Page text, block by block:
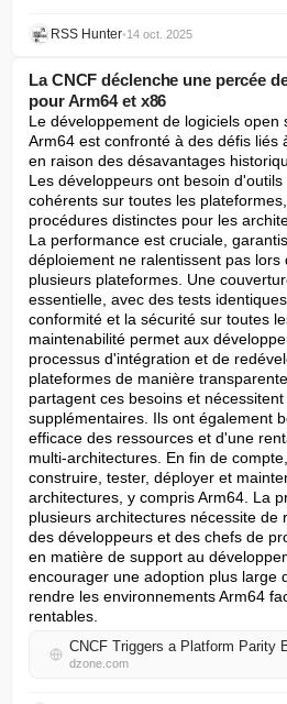
RSS Hunter•14 oct. 2025
La CNCF déclenche une percée
pour Arm64 et x86
Le développement de logiciels
Arm64 est confronté à des défis liés
en raison des désavantages
Les développeurs ont besoin
cohérents sur toutes les
procédures distinctes pour les
La performance est cruciale,
déploiement ne ralentissent pas
plusieurs plateformes. Une
essentielle, avec des tests
conformité et la sécurité sur toutes
maintenabilité permet aux
processus d'intégration et de
plateformes de manière
partagent ces besoins et
supplémentaires. Ils ont également
efficace des ressources et d'une
multi-architectures. En fin de
construire, tester, déployer et
architectures, y compris Arm64. La
plusieurs architectures nécessite de
des développeurs et des chefs de
en matière de support au
encourager une adoption plus large
rendre les environnements Arm64
rentables.
dzone.com